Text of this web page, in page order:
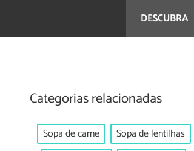
DESCUBRA
Categorias relacionadas
Sopa de carne
Sopa de lentilhas